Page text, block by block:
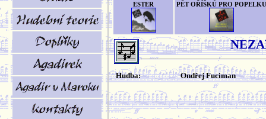
ESTER PĚT OŘÍŠKŮ PRO POPELKU
Hudba: Ondřej Fuciman